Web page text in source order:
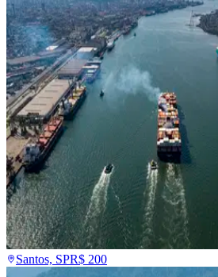
Santos, SPR$ 200